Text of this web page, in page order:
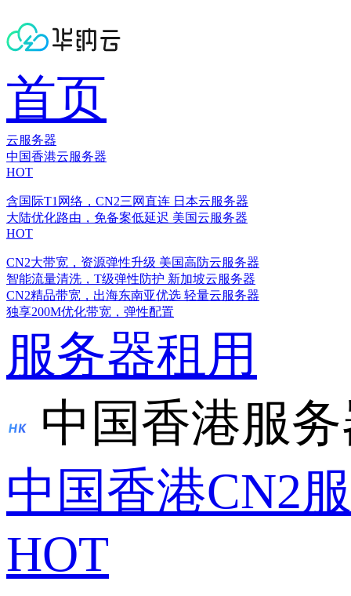
首页
云服务器
中国香港云服务器
HOT
含国际T1网络，CN2三网直连 日本云服务器
大陆优化路由，免备案低延迟 美国云服务器
HOT
CN2大带宽，资源弹性升级 美国高防云服务器
智能流量清洗，T级弹性防护 新加坡云服务器
CN2精品带宽，出海东南亚优选 轻量云服务器
独享200M优化带宽，弹性配置
服务器租用
中国香港服
中国香港CN2
HOT